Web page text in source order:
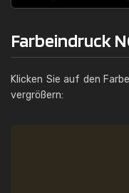
Farbeindruck
Klicken Sie auf den
vergrößern: